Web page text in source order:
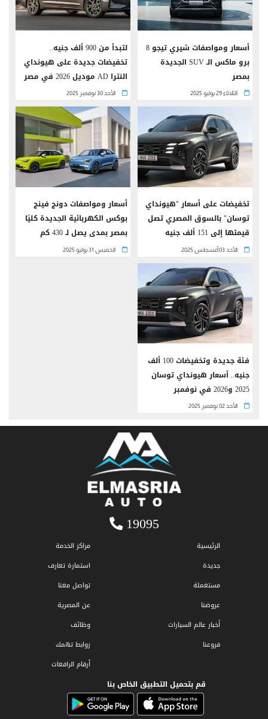
أسعار ومواصفات شيري تيجو 8
برو ماكس الـ SUV الجديدة
بمصر
الثلاثاء 29 يوليو 2025
لتبدأ من 900 ألف جنيه..
تخفيضات جديدة على هيونداي
النترا AD موديل 2026 في مصر
الأحد 30 نوفمبر 2025
تخفيضات على أسعار "هيونداي
توسان" بالسوق المصري تصل
قيمتها إلى 151 ألف جنيه
الأحد 03 أغسطس 2025
أسعار ومواصفات دونج فينج
بوكس الكهربائية الجديدة كليًا
بمصر بمدى يصل لـ 430 كم
الخميس 31 يوليو 2025
فئة جديدة وتخفيضات 100 ألف
جنيه.. أسعار هيونداي توسان
2025 و2026 في نوفمبر
الأحد 02 نوفمبر 2025
19095
الرئيسية
جديدة
مستعملة
عروضنا
أخبار عالم السيارات
فروعنا
مراكز الخدمة
استمارة تعارف
تواصل معنا
عن المصرية
وظائف
روابط تهمك
أرقام الرافعات
قم بتحميل التطبيق الخاص بنا